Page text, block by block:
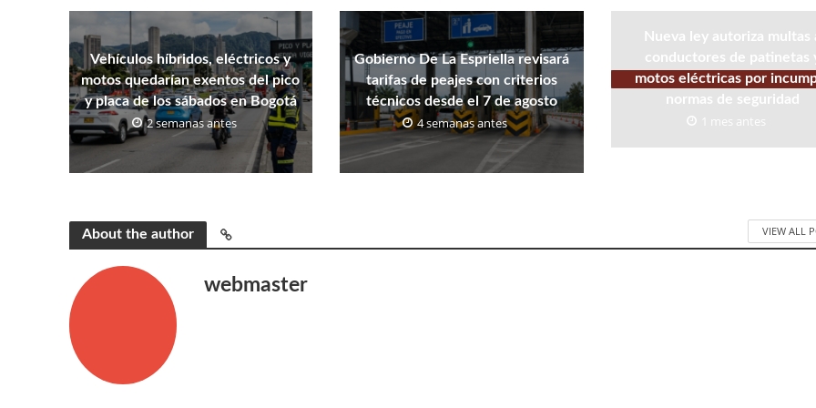
Vehículos híbridos, eléctricos y
motos quedarían exentos del pico
y placa de los sábados en Bogotá
2 semanas antes
Gobierno De La Espriella revisará
tarifas de peajes con criterios
técnicos desde el 7 de agosto
4 semanas antes
Nueva ley autoriza multas
conductores de patinetas
motos eléctricas por
normas de seguridad
1 mes antes
About the author VIEW ALL
webmaster